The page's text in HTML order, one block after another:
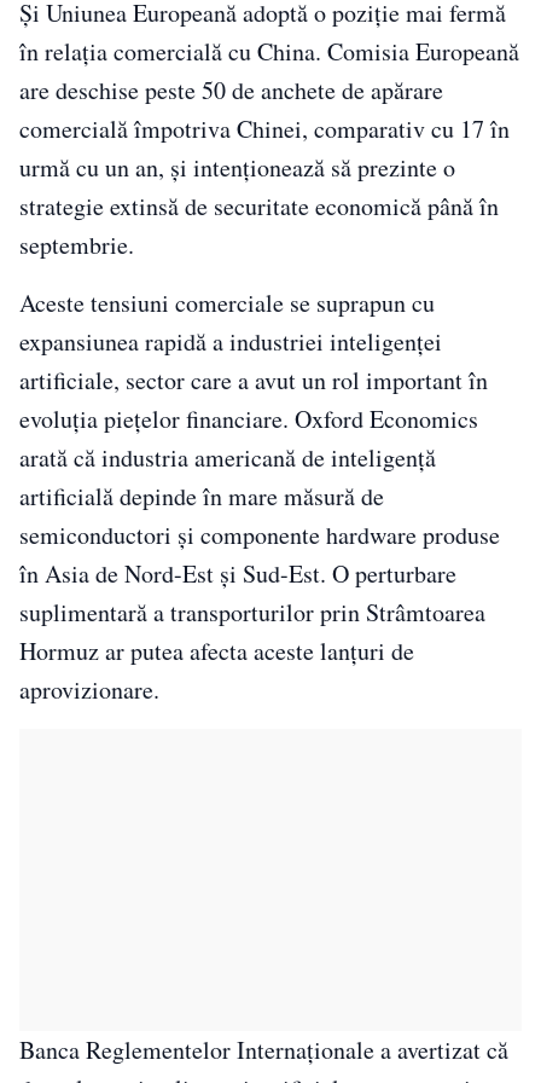
Și Uniunea Europeană adoptă o poziție mai fermă
în relația comercială cu China. Comisia Europeană
are deschise peste 50 de anchete de apărare
comercială împotriva Chinei, comparativ cu 17 în
urmă cu un an, și intenționează să prezinte o
strategie extinsă de securitate economică până în
septembrie.
Aceste tensiuni comerciale se suprapun cu
expansiunea rapidă a industriei inteligenței
artificiale, sector care a avut un rol important în
evoluția piețelor financiare. Oxford Economics
arată că industria americană de inteligență
artificială depinde în mare măsură de
semiconductori și componente hardware produse
în Asia de Nord-Est și Sud-Est. O perturbare
suplimentară a transporturilor prin Strâmtoarea
Hormuz ar putea afecta aceste lanțuri de
aprovizionare.
Banca Reglementelor Internaționale a avertizat că